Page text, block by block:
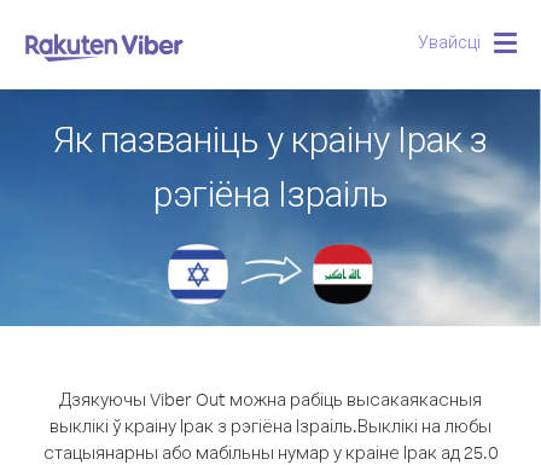
Увайсці
Як пазваніць у краіну Ірак з
рэгіёна Ізраіль
Дзякуючы Viber Out можна рабіць высакаякасныя
выклікі ў краіну Ірак з рэгіёна Ізраіль.Выклікі на любы
стацыянарны або мабільны нумар у краіне Ірак ад 25.0